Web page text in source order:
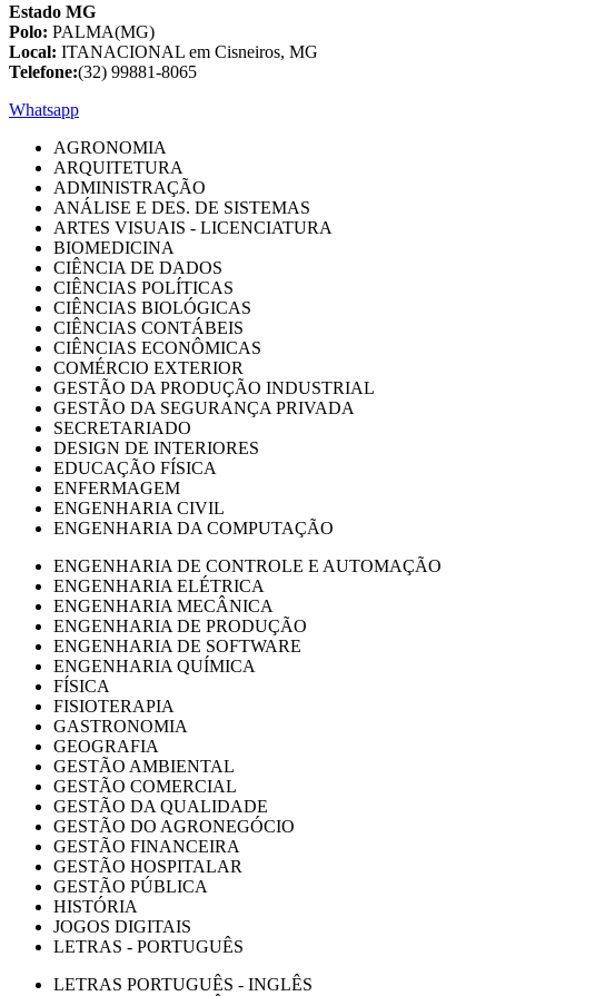
Estado MG
Polo: PALMA(MG)
Local: ITANACIONAL em Cisneiros, MG
Telefone:(32) 99881-8065
Whatsapp
AGRONOMIA
ARQUITETURA
ADMINISTRAÇÃO
ANÁLISE E DES. DE SISTEMAS
ARTES VISUAIS - LICENCIATURA
BIOMEDICINA
CIÊNCIA DE DADOS
CIÊNCIAS POLÍTICAS
CIÊNCIAS BIOLÓGICAS
CIÊNCIAS CONTÁBEIS
CIÊNCIAS ECONÔMICAS
COMÉRCIO EXTERIOR
GESTÃO DA PRODUÇÃO INDUSTRIAL
GESTÃO DA SEGURANÇA PRIVADA
SECRETARIADO
DESIGN DE INTERIORES
EDUCAÇÃO FÍSICA
ENFERMAGEM
ENGENHARIA CIVIL
ENGENHARIA DA COMPUTAÇÃO
ENGENHARIA DE CONTROLE E AUTOMAÇÃO
ENGENHARIA ELÉTRICA
ENGENHARIA MECÂNICA
ENGENHARIA DE PRODUÇÃO
ENGENHARIA DE SOFTWARE
ENGENHARIA QUÍMICA
FÍSICA
FISIOTERAPIA
GASTRONOMIA
GEOGRAFIA
GESTÃO AMBIENTAL
GESTÃO COMERCIAL
GESTÃO DA QUALIDADE
GESTÃO DO AGRONEGÓCIO
GESTÃO FINANCEIRA
GESTÃO HOSPITALAR
GESTÃO PÚBLICA
HISTÓRIA
JOGOS DIGITAIS
LETRAS - PORTUGUÊS
LETRAS PORTUGUÊS - INGLÊS